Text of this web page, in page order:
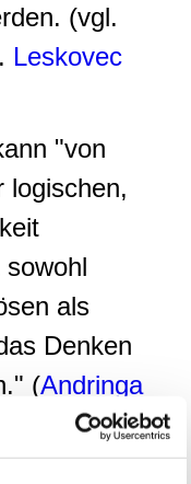
(vgl.
Leskovec
"von
logischen,
als
Denken
(Andringa